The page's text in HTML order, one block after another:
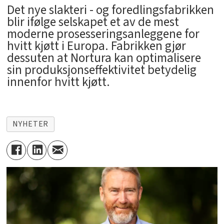
Det nye slakteri - og foredlingsfabrikken
blir ifølge selskapet et av de mest
moderne prosesseringsanleggene for
hvitt kjøtt i Europa. Fabrikken gjør
dessuten at Nortura kan optimalisere
sin produksjonseffektivitet betydelig
innenfor hvitt kjøtt.
NYHETER